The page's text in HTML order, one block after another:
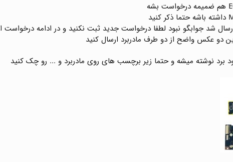
شد جوابگو نبود لطفا درخواست جدید ثبت نکنید و در ادامه
دو عکس واضح از دو طرف مادربرد ارسال کنید
برد نوشته میشه و حتما زیر برچسب های روی مادربرد و ... رو چک کنید